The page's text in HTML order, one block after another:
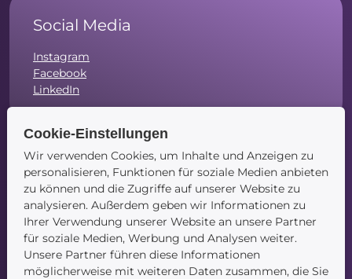
Social Media
Instagram
Facebook
LinkedIn
Navigation
Startseite
Blog
Kontakt
Cookie-Einstellungen
Wir verwenden Cookies, um Inhalte und Anzeigen zu
personalisieren, Funktionen für soziale Medien anbieten
zu können und die Zugriffe auf unserer Website zu
analysieren. Außerdem geben wir Informationen zu
Ihrer Verwendung unserer Website an unsere Partner
für soziale Medien, Werbung und Analysen weiter.
Unsere Partner führen diese Informationen
möglicherweise mit weiteren Daten zusammen, die Sie